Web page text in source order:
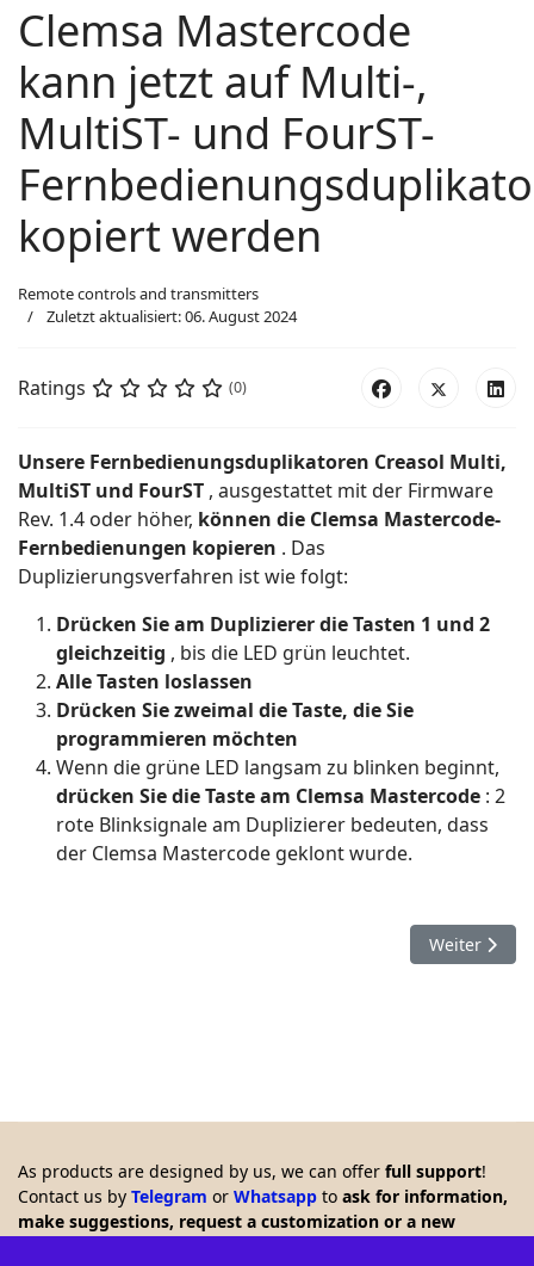
Clemsa Mastercode
kann jetzt auf Multi-,
MultiST- und FourST-
kopiert werden
Remote controls and transmitters
Zuletzt aktualisiert: 06. August 2024
Ratings (0)
Unsere Fernbedienungsduplikatoren Creasol Multi,
MultiST und FourST , ausgestattet mit der Firmware
Rev. 1.4 oder höher, können die Clemsa Mastercode-
Fernbedienungen kopieren . Das
Duplizierungsverfahren ist wie folgt:
Drücken Sie am Duplizierer die Tasten 1 und 2
gleichzeitig , bis die LED grün leuchtet.
Alle Tasten loslassen
Drücken Sie zweimal die Taste, die Sie
programmieren möchten
Wenn die grüne LED langsam zu blinken beginnt,
drücken Sie die Taste am Clemsa Mastercode : 2
rote Blinksignale am Duplizierer bedeuten, dass
der Clemsa Mastercode geklont wurde.
Nächster
Weiter
As products are designed by us, we can offer full support!
Contact us by Telegram or Whatsapp to ask for information,
make suggestions, request a customization or a new